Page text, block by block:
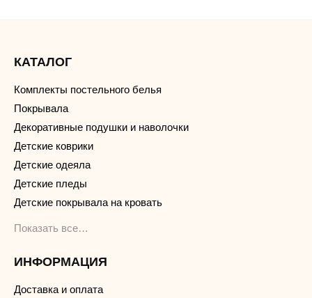
КАТАЛОГ
Комплекты постельного белья
Покрывала
Декоративные подушки и наволочки
Детские коврики
Детские одеяла
Детские пледы
Детские покрывала на кровать
Показать все…
ИНФОРМАЦИЯ
Доставка и оплата